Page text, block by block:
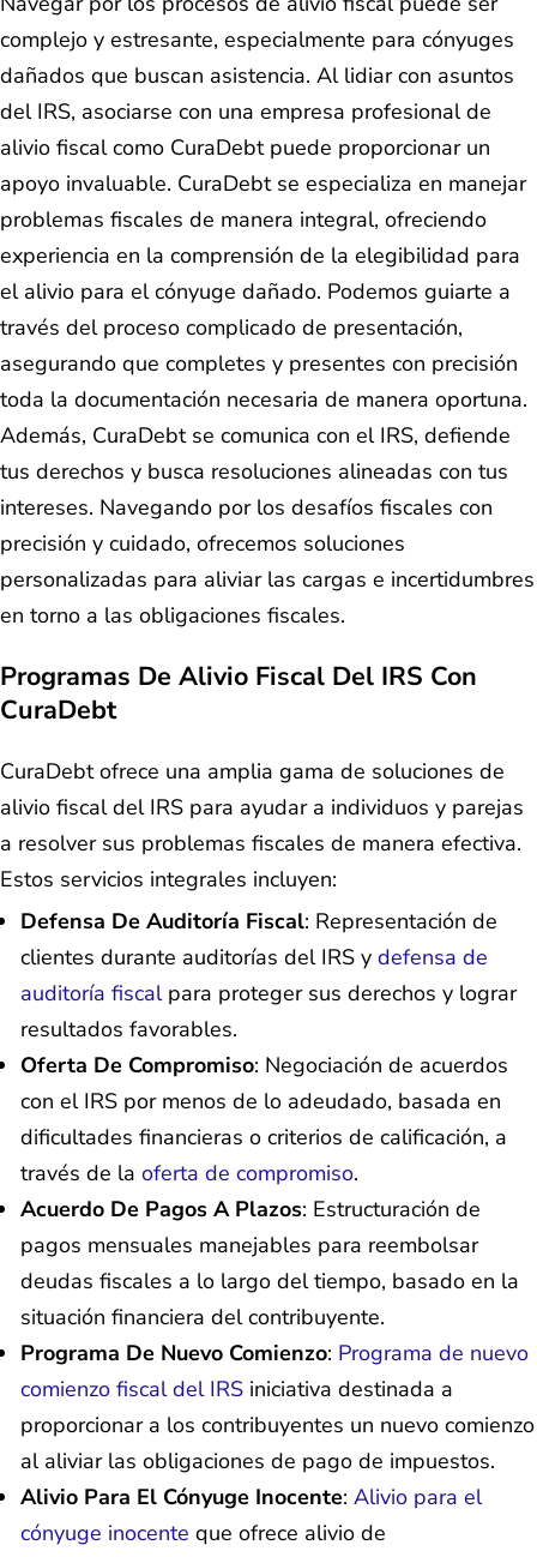
complejo y estresante, especialmente para cónyuges
dañados que buscan asistencia. Al lidiar con asuntos
del IRS, asociarse con una empresa profesional de
alivio fiscal como CuraDebt puede proporcionar un
apoyo invaluable. CuraDebt se especializa en manejar
problemas fiscales de manera integral, ofreciendo
experiencia en la comprensión de la elegibilidad para
el alivio para el cónyuge dañado. Podemos guiarte a
través del proceso complicado de presentación,
asegurando que completes y presentes con precisión
toda la documentación necesaria de manera oportuna.
Además, CuraDebt se comunica con el IRS, defiende
tus derechos y busca resoluciones alineadas con tus
intereses. Navegando por los desafíos fiscales con
precisión y cuidado, ofrecemos soluciones
personalizadas para aliviar las cargas e incertidumbres
en torno a las obligaciones fiscales.
Programas De Alivio Fiscal Del IRS Con
CuraDebt
CuraDebt ofrece una amplia gama de soluciones de
alivio fiscal del IRS para ayudar a individuos y parejas
a resolver sus problemas fiscales de manera efectiva.
Estos servicios integrales incluyen:
Defensa De Auditoría Fiscal: Representación de
clientes durante auditorías del IRS y defensa de
auditoría fiscalpara proteger sus derechos y lograr
resultados favorables.
Oferta De Compromiso: Negociación de acuerdos
con el IRS por menos de lo adeudado, basada en
dificultades financieras o criterios de calificación, a
través de la oferta de compromiso.
Acuerdo De Pagos A Plazos: Estructuración de
pagos mensuales manejables para reembolsar
deudas fiscales a lo largo del tiempo, basado en la
situación financiera del contribuyente.
Programa De Nuevo Comienzo: Programa de nuevo
comienzo fiscal del IRS iniciativa destinada a
proporcionar a los contribuyentes un nuevo comienzo
al aliviar las obligaciones de pago de impuestos.
Alivio Para El Cónyuge Inocente: Alivio para el
cónyuge inocente que ofrece alivio de